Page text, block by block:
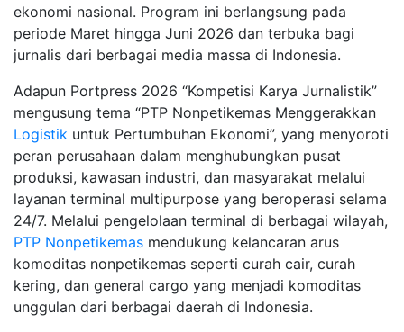
ekonomi nasional. Program ini berlangsung pada
periode Maret hingga Juni 2026 dan terbuka bagi
jurnalis dari berbagai media massa di Indonesia.
Adapun Portpress 2026 “Kompetisi Karya Jurnalistik”
mengusung tema “PTP Nonpetikemas Menggerakkan
Logistik untuk Pertumbuhan Ekonomi”, yang menyoroti
peran perusahaan dalam menghubungkan pusat
produksi, kawasan industri, dan masyarakat melalui
layanan terminal multipurpose yang beroperasi selama
24/7. Melalui pengelolaan terminal di berbagai wilayah,
PTP Nonpetikemas mendukung kelancaran arus
komoditas nonpetikemas seperti curah cair, curah
kering, dan general cargo yang menjadi komoditas
unggulan dari berbagai daerah di Indonesia.